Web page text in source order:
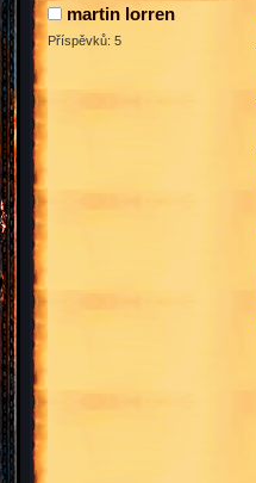
martin lorren
Příspěvků: 5